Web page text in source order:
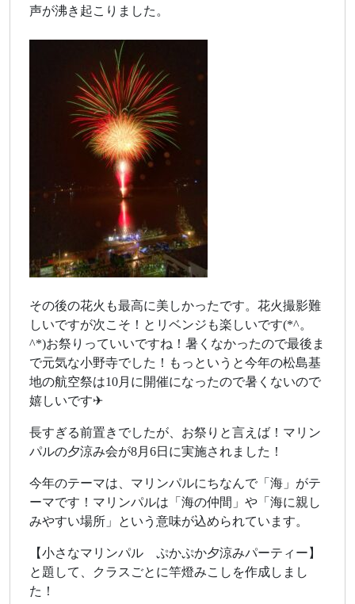
声が沸き起こりました。
その後の花火も最高に美しかったです。花火撮影難
しいですが次こそ！とリベンジも楽しいです(*^。
^*)お祭りっていいですね！暑くなかったので最後ま
で元気な小野寺でした！もっというと今年の松島基
地の航空祭は10月に開催になったので暑くないので
嬉しいです✈
長すぎる前置きでしたが、お祭りと言えば！マリン
パルの夕涼み会が8月6日に実施されました！
今年のテーマは、マリンパルにちなんで「海」がテ
ーマです！マリンパルは「海の仲間」や「海に親し
みやすい場所」という意味が込められています。
【小さなマリンパル ぷかぷか夕涼みパーティー】
と題して、クラスごとに竿燈みこしを作成しまし
た！